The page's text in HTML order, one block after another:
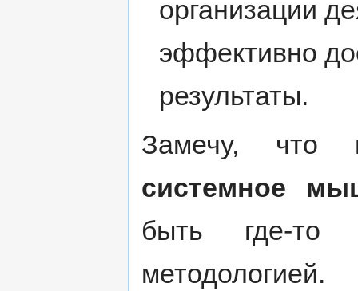
организации
эффективно
результаты.
Замечу,
системное
быть где-то